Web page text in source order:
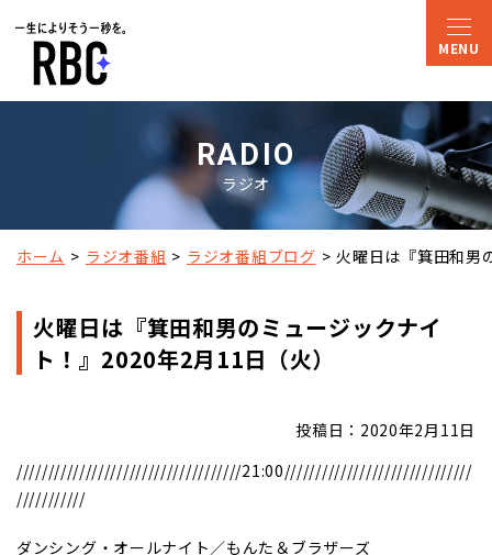
RADIO
ラジオ
ホーム ラジオ番組 ラジオ番組ブログ 火曜日は『箕田和男
火曜日は『箕田和男のミュージックナイ
ト！』2020年2月11日（火）
投稿日：2020年2月11日
////////////////////////////////////21:00//////////////////////////////
///////////
ダンシング・オールナイト／もんた＆ブラザーズ